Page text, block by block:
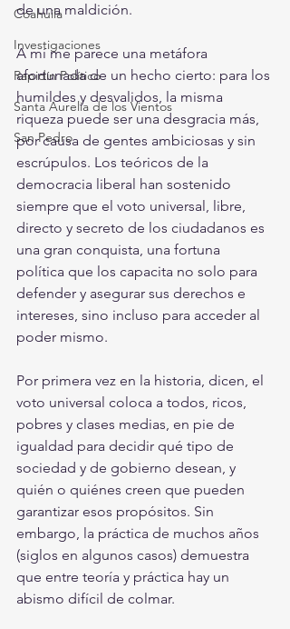
Coahuila
Investigaciones
Rapidín Político
Santa Aurelia de los Vientos
San Pedro
de una maldición.
A mí me parece una metáfora
afortunada de un hecho cierto: para los
humildes y desvalidos, la misma
riqueza puede ser una desgracia más,
por causa de gentes ambiciosas y sin
escrúpulos. Los teóricos de la
democracia liberal han sostenido
siempre que el voto universal, libre,
directo y secreto de los ciudadanos es
una gran conquista, una fortuna
política que los capacita no solo para
defender y asegurar sus derechos e
intereses, sino incluso para acceder al
poder mismo.
Por primera vez en la historia, dicen, el
voto universal coloca a todos, ricos,
pobres y clases medias, en pie de
igualdad para decidir qué tipo de
sociedad y de gobierno desean, y
quién o quiénes creen que pueden
garantizar esos propósitos. Sin
embargo, la práctica de muchos años
(siglos en algunos casos) demuestra
que entre teoría y práctica hay un
abismo difícil de colmar.